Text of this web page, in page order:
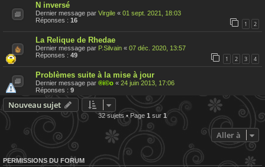
o
N inversé
Dernier message par Virgile « 01 sept. 2021, 18:03
Réponses : 16 1 2
La Relique de Rhedae
Dernier message par P.Silvain « 07 déc. 2020, 13:57
Réponses : 49 1 2 3 4
Problèmes suite à la mise à jour
Dernier message par ®i©o « 24 juin 2013, 17:06
Réponses : 9
Nouveau sujet
32 sujets • Page 1 sur 1
Aller à
PERMISSIONS DU FORUM